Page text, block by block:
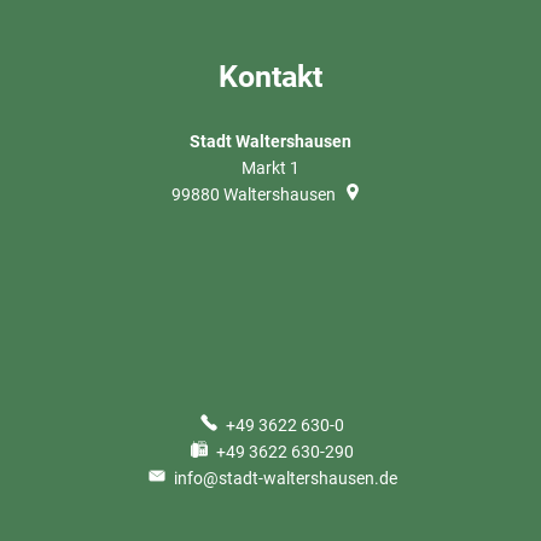
Kontakt
Stadt Waltershausen
Markt 1
99880 Waltershausen
+49 3622 630-0
+49 3622 630-290
info@stadt-waltershausen.de